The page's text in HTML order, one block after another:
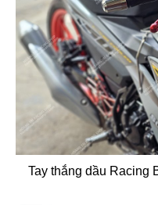
Tay thắng dầu Racing